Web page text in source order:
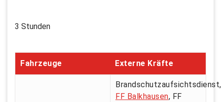
3 Stunden
Fahrzeuge Externe Kräfte
Brandschutzaufsichtsdienst,
FF Balkhausen, FF